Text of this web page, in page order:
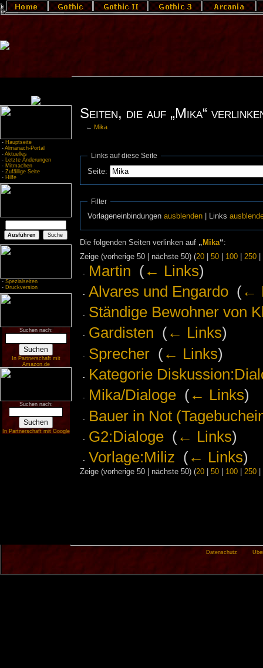
- Hauptseite
- Almanach-Portal
- Aktuelles
- Letzte Änderungen
- Mitmachen
- Zufällige Seite
- Hilfe
- Spezialseiten
- Druckversion
Suchen nach:
In Partnerschaft mit
Amazon.de
Suchen nach:
In Partnerschaft mit Google
Seiten, die auf „Mika“
← Mika
Links auf diese Seite
Seite:
Filter
Vorlageneinbindungenausblenden | Links
Die folgenden Seiten verlinken auf „ Mika“:
Zeige (vorherige 50 | nächste 50) (20| 50| 100| 250|
Martin (← Links)
Alvares und Engardo‎ (←
Ständige Bewohner von
Gardisten (← Links)
Sprecher‎ (← Links)
Kategorie
Mika/Dialoge‎ (← Links)
Bauer in Not
G2:Dialoge‎ (← Links)
Vorlage:Miliz (← Links)
Zeige (vorherige 50 | nächste 50) (20| 50| 100| 250|
Datenschutz